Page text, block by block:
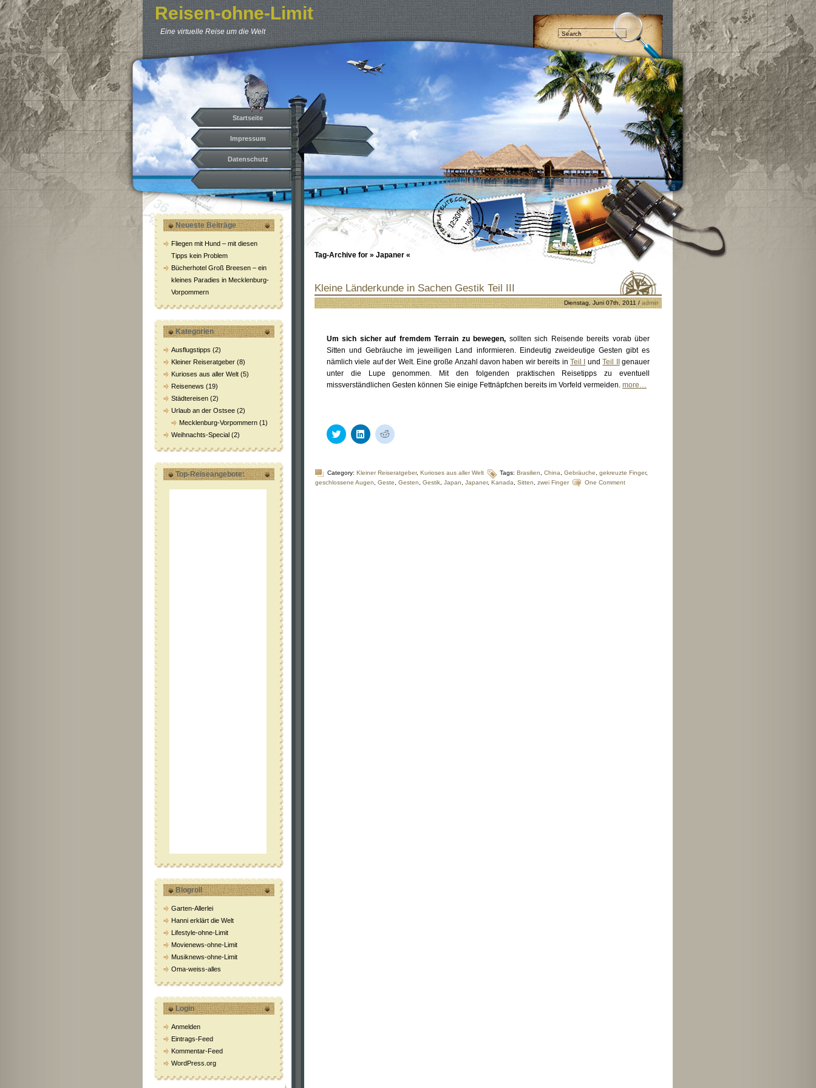
Reisen-ohne-Limit
Eine virtuelle Reise um die Welt
Startseite
Impressum
Datenschutz
Neueste Beiträge
Fliegen mit Hund – mit diesen
Tipps kein Problem
Bücherhotel Groß Breesen – ein
kleines Paradies in Mecklenburg-
Vorpommern
Kategorien
Ausflugstipps (2)
Kleiner Reiseratgeber (8)
Kurioses aus aller Welt (5)
Reisenews (19)
Städtereisen (2)
Urlaub an der Ostsee (2)
Mecklenburg-Vorpommern (1)
Weihnachts-Special (2)
Top-Reiseangebote:
Blogroll
Garten-Allerlei
Hanni erklärt die Welt
Lifestyle-ohne-Limit
Movienews-ohne-Limit
Musiknews-ohne-Limit
Oma-weiss-alles
Login
Anmelden
Eintrags-Feed
Kommentar-Feed
WordPress.org
Tag-Archive for » Japaner «
Kleine Länderkunde in Sachen Gestik Teil III
Dienstag, Juni 07th, 2011 /admin
Um sich sicher auf fremdem Terrain zu bewegen, sollten sich Reisende bereits vorab über
Sitten und Gebräuche im jeweiligen Land informieren. Eindeutig zweideutige Gesten gibt es
nämlich viele auf der Welt. Eine große Anzahl davon haben wir bereits inTeil I undTeil II
genauer
unter die Lupe genommen. Mit den folgenden praktischen Reisetipps zu eventuell
missverständlichen Gesten können Sie einige Fettnäpfchen bereits im Vorfeld vermeiden. more…
Klick,
um
teilen
(Wird
in
Klick,
um
teilen
(Wird
in
Klick,
um
teilen
(Wird
in
Category: Kleiner Reiseratgeber, Kurioses aus aller Welt Tags: Brasilien China Gebräuche gekreuzte Finger,
geschlossene Augen
Geste Gesten Gestik Japan Japaner, Kanada Sitten zwei Finger One Comment